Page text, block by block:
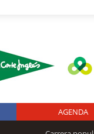
Logo
AGENDA